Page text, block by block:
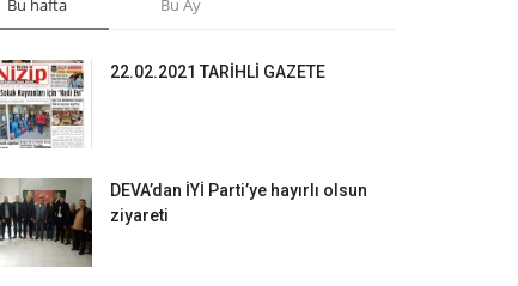
Bu hafta Bu Ay
22.02.2021 TARİHLİ GAZETE
DEVA’dan İYİ Parti’ye hayırlı olsun
ziyareti